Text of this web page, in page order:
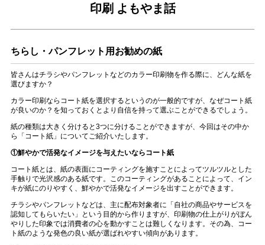
印刷 よもやま話
ちらし・パンフレット用お勧めの紙
皆さんはチラシやパンフレットなどのカラー印刷物を作る際に、どんな紙を
選びますか？
カラー印刷ならコート紙を選択するというのが一般的ですが、なぜコート紙
が良いのか？を知っておくとより自信を持って選ぶことができるでしょう。
紙の種類は大きく分けると3つに分けることができますが、今回はその中か
ら「コート紙」についてご紹介いたします。
①鮮やかで活発なイメージを与えたいならコート紙
コート紙とは、紙の表面にコーティングを施すことによってツルツルとした
手触りで光沢感のある紙です。このコーティングがあることによって、イン
キが紙にのりやすく、鮮やかで活発なイメージを出すことができます。
チラシやパンフレットなどは、主に配布対象者に「自社の商品やサービスを
認知してもらいたい」という目的から作りますが、印刷物の仕上がりがぼん
やりした印象では消費者の心を動かすことは難しくなります。その為、コー
ト紙のような発色の良い紙が選ばれやすい傾向があります。